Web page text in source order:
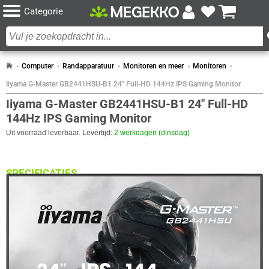
Categorie
Computer Randapparatuur Monitoren en meer Monitoren
Iiyama G-Master GB2441HSU-B1 24" Full-HD 144Hz IPS Gaming Monitor
Iiyama G-Master GB2441HSU-B1 24" Full-HD
144Hz IPS Gaming Monitor
Uit voorraad leverbaar. Levertijd: 2 werkdagen (dinsdag)
SPECIFICATIES
Eigenschap Waarde
Beeldoppervlakte
Mat
Paneel Type
IPS
16.7M
24.0 inch (61.0cm)